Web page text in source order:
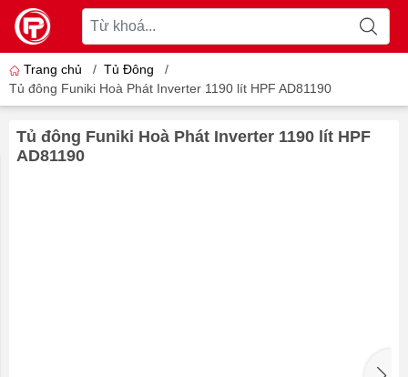
Trang chủ / Tủ Đông
/
Tủ đông Funiki Hoà Phát Inverter 1190 lít HPF AD81190
Tủ đông Funiki Hoà Phát Inverter 1190 lít HPF
AD81190